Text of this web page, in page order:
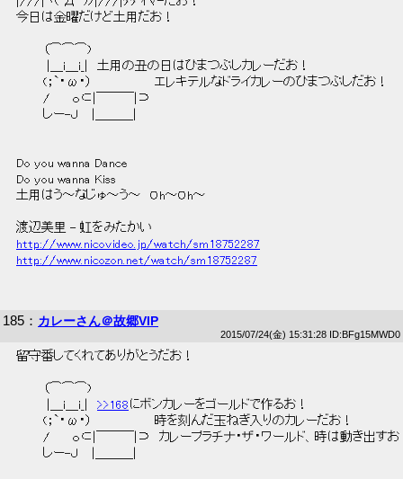
今日は金曜だけど土用だお！
（⌒⌒⌒)
|＿i＿i_|　土用の丑の日はひまつぶしカレーだお！
(；`・ω・）　　　　　　　エレキテルなドライカレーのひまつぶしだお！
/　　 ｏ⊂|￣￣￣|⊃
しー-Ｊ　 |＿＿＿|
Do you wanna Dance
Do you wanna Kiss
土用はう～なじゅ～う～　Oh～Oh～
渡辺美里 - 虹をみたかい
http://www.nicovideo.jp/watch/sm18752287
http://www.nicozon.net/watch/sm18752287
185 ： カレーさん＠故郷VIP
2015/07/24(金) 15:31:28 ID:BFg15MWD0
留守番してくれてありがとうだお！
（⌒⌒⌒)
|＿i＿i_| >>168 にボンカレーをゴールドで作るお！
(；`・ω・）　　　　　　　時を刻んだ玉ねぎ入りのカレーだお！
/　　 ｏ⊂|￣￣￣|⊃　カレープラチナ・ザ・ワールド、時は動き出す
しー-Ｊ　 |＿＿＿|